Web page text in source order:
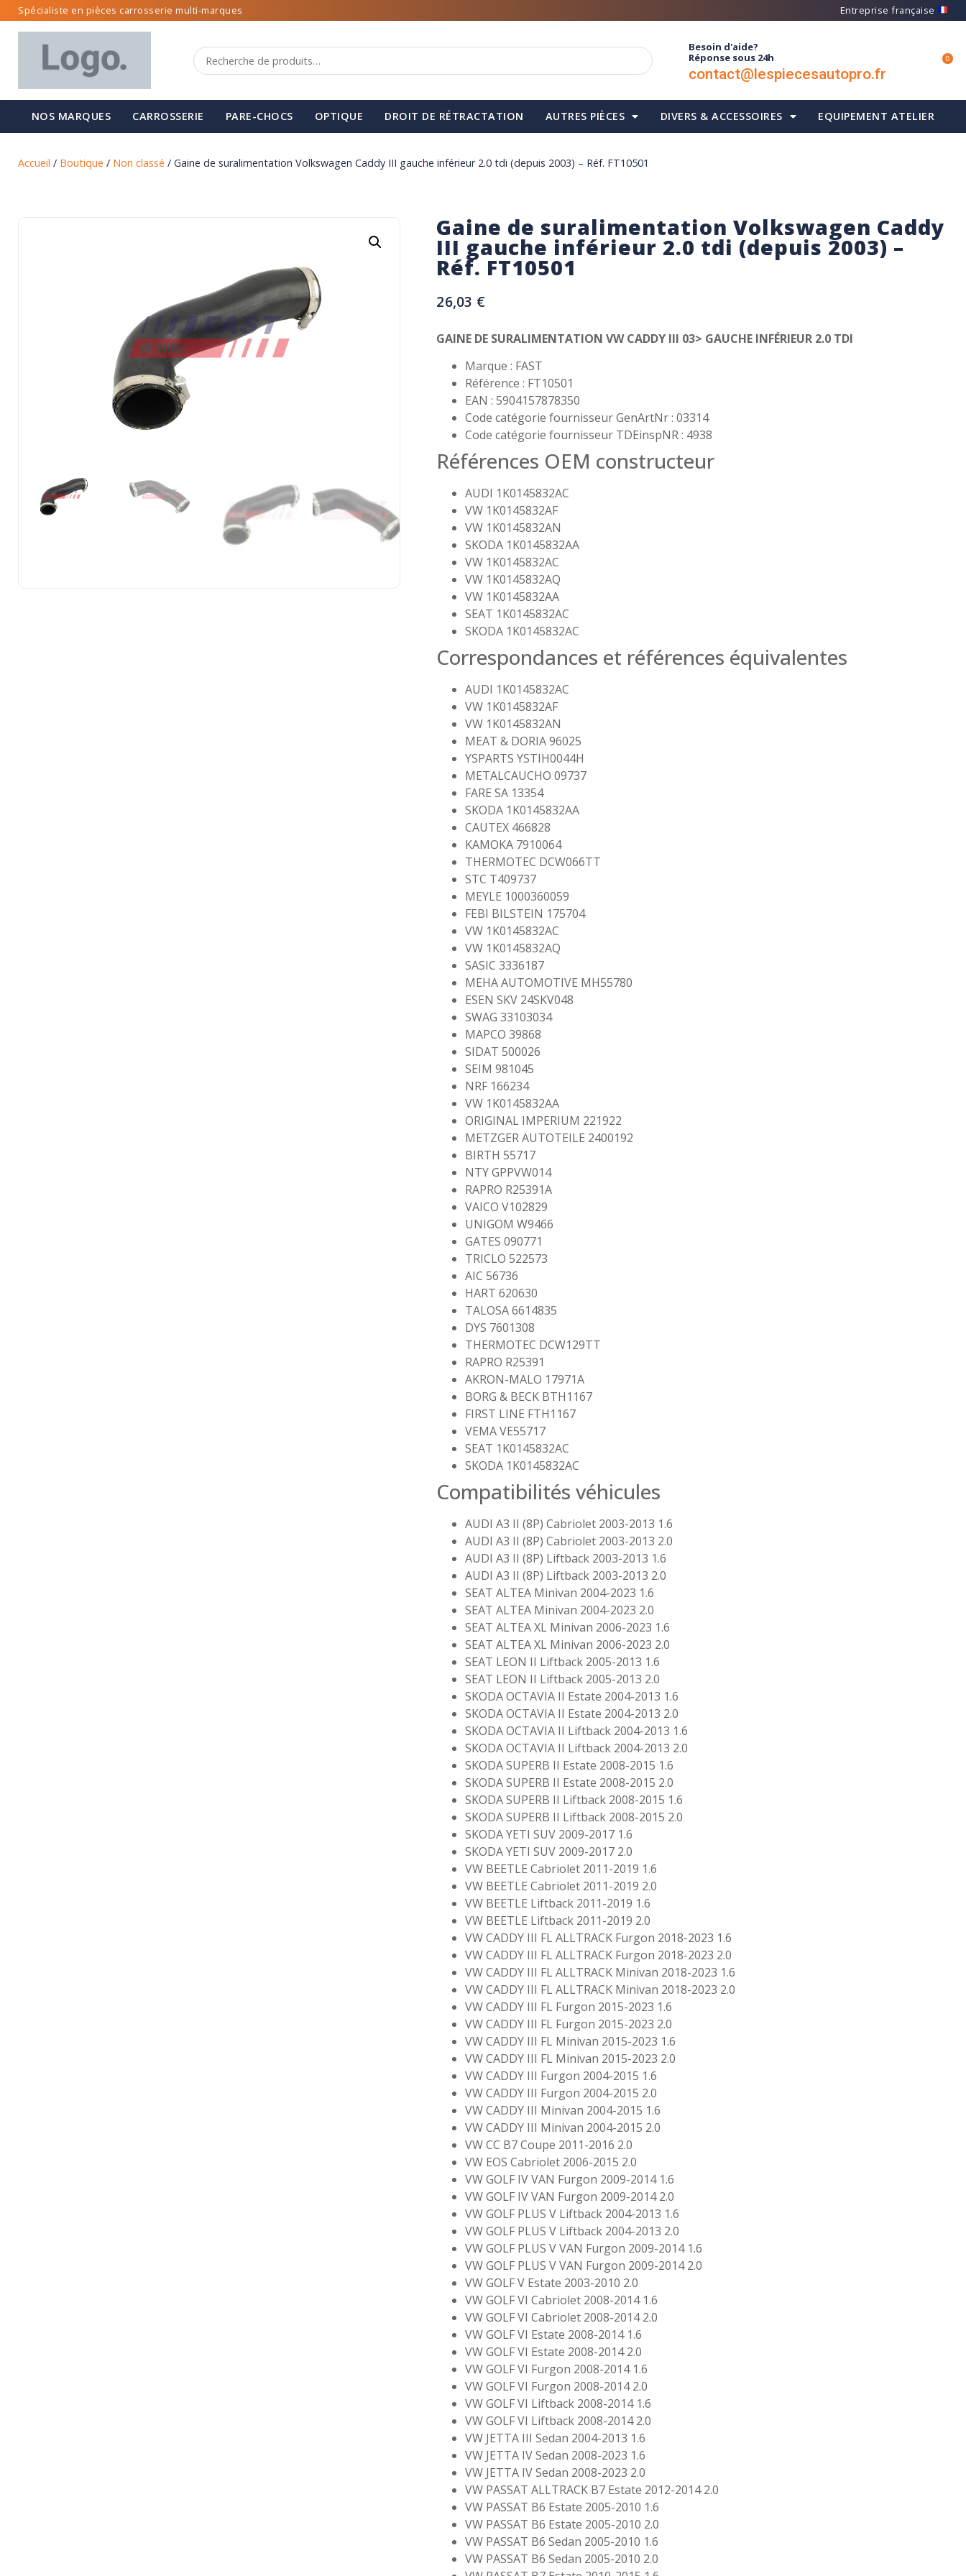
Spécialiste en pièces carrosserie multi-marques Entreprise française
Besoin d'aide?
Réponse sous 24h
contact@lespiecesautopro.fr
0
NOS MARQUES CARROSSERIE PARE-CHOCS OPTIQUE DROIT DE RÉTRACTATION AUTRES PIÈCES DIVERS & ACCESSOIRES EQUIPEMENT ATELIER
Accueil / Boutique / Non classé / Gaine de suralimentation Volkswagen Caddy III gauche inférieur 2.0 tdi (depuis 2003) – Réf. FT10501
Gaine de suralimentation Volkswagen Caddy
III gauche inférieur 2.0 tdi (depuis 2003) –
Réf. FT10501
26,03 €
GAINE DE SURALIMENTATION VW CADDY III 03> GAUCHE INFÉRIEUR 2.0 TDI
Marque : FAST
Référence : FT10501
EAN : 5904157878350
Code catégorie fournisseur GenArtNr : 03314
Code catégorie fournisseur TDEinspNR : 4938
Références OEM constructeur
AUDI 1K0145832AC
VW 1K0145832AF
VW 1K0145832AN
SKODA 1K0145832AA
VW 1K0145832AC
VW 1K0145832AQ
VW 1K0145832AA
SEAT 1K0145832AC
SKODA 1K0145832AC
Correspondances et références équivalentes
AUDI 1K0145832AC
VW 1K0145832AF
VW 1K0145832AN
MEAT & DORIA 96025
YSPARTS YSTIH0044H
METALCAUCHO 09737
FARE SA 13354
SKODA 1K0145832AA
CAUTEX 466828
KAMOKA 7910064
THERMOTEC DCW066TT
STC T409737
MEYLE 1000360059
FEBI BILSTEIN 175704
VW 1K0145832AC
VW 1K0145832AQ
SASIC 3336187
MEHA AUTOMOTIVE MH55780
ESEN SKV 24SKV048
SWAG 33103034
MAPCO 39868
SIDAT 500026
SEIM 981045
NRF 166234
VW 1K0145832AA
ORIGINAL IMPERIUM 221922
METZGER AUTOTEILE 2400192
BIRTH 55717
NTY GPPVW014
RAPRO R25391A
VAICO V102829
UNIGOM W9466
GATES 090771
TRICLO 522573
AIC 56736
HART 620630
TALOSA 6614835
DYS 7601308
THERMOTEC DCW129TT
RAPRO R25391
AKRON-MALO 17971A
BORG & BECK BTH1167
FIRST LINE FTH1167
VEMA VE55717
SEAT 1K0145832AC
SKODA 1K0145832AC
Compatibilités véhicules
AUDI A3 II (8P) Cabriolet 2003-2013 1.6
AUDI A3 II (8P) Cabriolet 2003-2013 2.0
AUDI A3 II (8P) Liftback 2003-2013 1.6
AUDI A3 II (8P) Liftback 2003-2013 2.0
SEAT ALTEA Minivan 2004-2023 1.6
SEAT ALTEA Minivan 2004-2023 2.0
SEAT ALTEA XL Minivan 2006-2023 1.6
SEAT ALTEA XL Minivan 2006-2023 2.0
SEAT LEON II Liftback 2005-2013 1.6
SEAT LEON II Liftback 2005-2013 2.0
SKODA OCTAVIA II Estate 2004-2013 1.6
SKODA OCTAVIA II Estate 2004-2013 2.0
SKODA OCTAVIA II Liftback 2004-2013 1.6
SKODA OCTAVIA II Liftback 2004-2013 2.0
SKODA SUPERB II Estate 2008-2015 1.6
SKODA SUPERB II Estate 2008-2015 2.0
SKODA SUPERB II Liftback 2008-2015 1.6
SKODA SUPERB II Liftback 2008-2015 2.0
SKODA YETI SUV 2009-2017 1.6
SKODA YETI SUV 2009-2017 2.0
VW BEETLE Cabriolet 2011-2019 1.6
VW BEETLE Cabriolet 2011-2019 2.0
VW BEETLE Liftback 2011-2019 1.6
VW BEETLE Liftback 2011-2019 2.0
VW CADDY III FL ALLTRACK Furgon 2018-2023 1.6
VW CADDY III FL ALLTRACK Furgon 2018-2023 2.0
VW CADDY III FL ALLTRACK Minivan 2018-2023 1.6
VW CADDY III FL ALLTRACK Minivan 2018-2023 2.0
VW CADDY III FL Furgon 2015-2023 1.6
VW CADDY III FL Furgon 2015-2023 2.0
VW CADDY III FL Minivan 2015-2023 1.6
VW CADDY III FL Minivan 2015-2023 2.0
VW CADDY III Furgon 2004-2015 1.6
VW CADDY III Furgon 2004-2015 2.0
VW CADDY III Minivan 2004-2015 1.6
VW CADDY III Minivan 2004-2015 2.0
VW CC B7 Coupe 2011-2016 2.0
VW EOS Cabriolet 2006-2015 2.0
VW GOLF IV VAN Furgon 2009-2014 1.6
VW GOLF IV VAN Furgon 2009-2014 2.0
VW GOLF PLUS V Liftback 2004-2013 1.6
VW GOLF PLUS V Liftback 2004-2013 2.0
VW GOLF PLUS V VAN Furgon 2009-2014 1.6
VW GOLF PLUS V VAN Furgon 2009-2014 2.0
VW GOLF V Estate 2003-2010 2.0
VW GOLF VI Cabriolet 2008-2014 1.6
VW GOLF VI Cabriolet 2008-2014 2.0
VW GOLF VI Estate 2008-2014 1.6
VW GOLF VI Estate 2008-2014 2.0
VW GOLF VI Furgon 2008-2014 1.6
VW GOLF VI Furgon 2008-2014 2.0
VW GOLF VI Liftback 2008-2014 1.6
VW GOLF VI Liftback 2008-2014 2.0
VW JETTA III Sedan 2004-2013 1.6
VW JETTA IV Sedan 2008-2023 1.6
VW JETTA IV Sedan 2008-2023 2.0
VW PASSAT ALLTRACK B7 Estate 2012-2014 2.0
VW PASSAT B6 Estate 2005-2010 1.6
VW PASSAT B6 Estate 2005-2010 2.0
VW PASSAT B6 Sedan 2005-2010 1.6
VW PASSAT B6 Sedan 2005-2010 2.0